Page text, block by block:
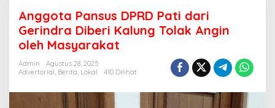
g
g
o
t
P
n
Anggota Pansus DPRD Pati dari
Gerindra Diberi Kalung Tolak Angin
oleh Masyarakat
Admin
Agustus 28, 2025
Advertorial Berita Lokal 410 Dilihat